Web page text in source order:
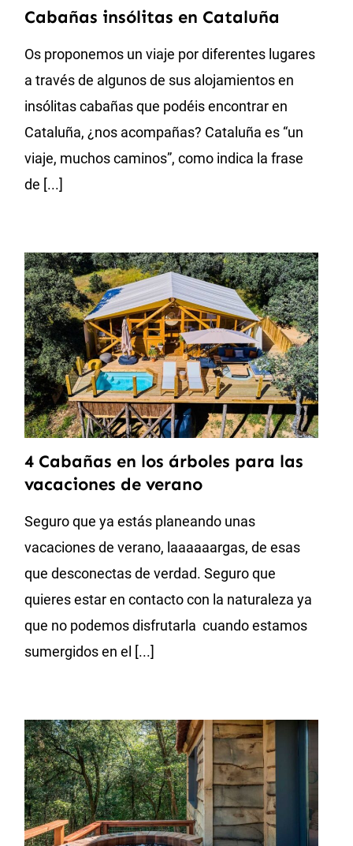
Cabañas insólitas en Cataluña
Os proponemos un viaje por diferentes lugares
a través de algunos de sus alojamientos en
insólitas cabañas que podéis encontrar en
Cataluña, ¿nos acompañas? Cataluña es “un
viaje, muchos caminos”, como indica la frase
de [...]
4 Cabañas en los árboles para las
vacaciones de verano
Seguro que ya estás planeando unas
vacaciones de verano, laaaaaargas, de esas
que desconectas de verdad. Seguro que
quieres estar en contacto con la naturaleza ya
que no podemos disfrutarla cuando estamos
sumergidos en el [...]